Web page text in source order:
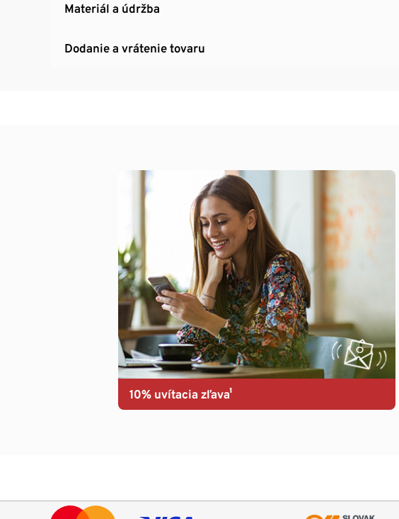
Materiál a údržba
Dodanie a vrátenie tovaru
10% uvítacia zľava¹